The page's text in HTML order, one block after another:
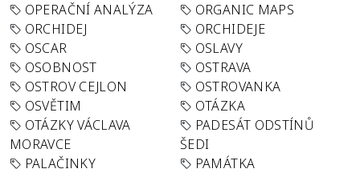
OPERAČNÍ ANALÝZA
ORGANIC MAPS
ORCHIDEJ
ORCHIDEJE
OSCAR
OSLAVY
OSOBNOST
OSTRAVA
OSTROV CEJLON
OSTROVANKA
OSVĚTIM
OTÁZKA
OTÁZKY VÁCLAVA
MORAVCE
PADESÁT ODSTÍNŮ
ŠEDI
PALAČINKY
PAMÁTKA